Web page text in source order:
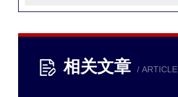
相关文章 / ARTICLE